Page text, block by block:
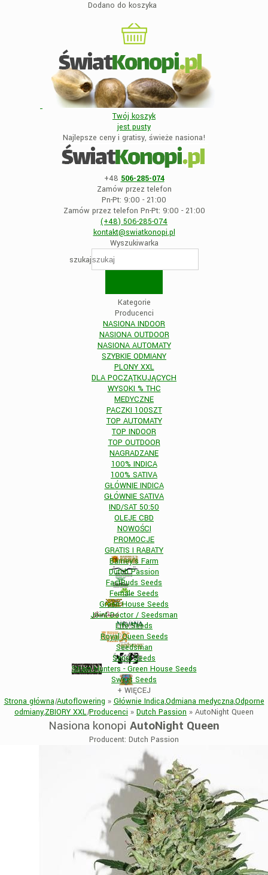
Dodano do koszyka
Twój koszyk
jest pusty
Najlepsze ceny i gratisy, świeże nasiona!
+48 506-285-074
Zamów przez telefon
Pn-Pt: 9:00 - 21:00
Zamów przez telefon Pn-Pt: 9:00 - 21:00
(+48) 506-285-074
kontakt@swiatkonopi.pl
Wyszukiwarka
szukaj
Kategorie
Producenci
NASIONA INDOOR
NASIONA OUTDOOR
NASIONA AUTOMATY
SZYBKIE ODMIANY
PLONY XXL
DLA POCZĄTKUJĄCYCH
WYSOKI % THC
MEDYCZNE
PACZKI 100SZT
TOP AUTOMATY
TOP INDOOR
TOP OUTDOOR
NAGRADZANE
100% INDICA
100% SATIVA
GŁÓWNIE INDICA
GŁÓWNIE SATIVA
IND/SAT 50:50
OLEJE CBD
NOWOŚCI
PROMOCJE
GRATIS I RABATY
Barney's Farm
Dutch Passion
FastBuds Seeds
Female Seeds
Green House Seeds
Joint Doctor / Seedsman
Life Seeds
Royal Queen Seeds
Seedsman
Sensi Seeds
Strain Hunters - Green House Seeds
Sweet Seeds
+ WIĘCEJ
Strona główna|Autoflowering » Głównie Indica,Odmiana medyczna,Odporne
odmiany,ZBIORY XXL|Producenci » Dutch Passion » AutoNight Queen
Nasiona konopi AutoNight Queen
Producent: Dutch Passion